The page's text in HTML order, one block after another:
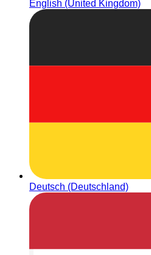
English (United Kingdom)
Deutsch (Deutschland)